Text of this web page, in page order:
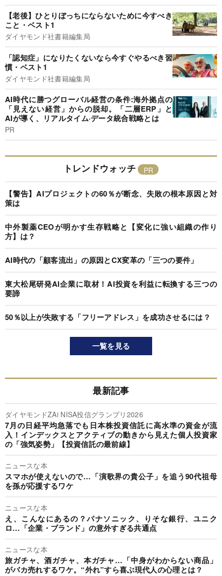
【老後】ひとりぼっちにならないために今すべき
こと・ベスト1
ダイヤモンド社書籍編集局
「認知症」になりたくないなら今すぐやるべき習
慣・ベスト1
ダイヤモンド社書籍編集局
AI時代に勝つグローバル経営の条件:海外拠点の
「見えない経営」からの脱却。「二層ERP」と
AIが導く、リアルタイム·データ統合戦略とは
PR
トレンドウォッチ
【警告】AIプロジェクトの60％が断念、失敗の根本原因と対
策は
中外製薬CEOが明かす生存戦略と【変化に強い組織の作り
方】は？
AI時代の「顧客流出」の原因とCX変革の「三つの要件」
東大松尾研発AI企業に取材！AI投資を利益に転換する三つの
要諦
50％以上が失敗する「フリーアドレス」を成功させるには？
一覧を見る
最新記事
ダイヤモンドZAi NISA投信グランプリ2026
7月の日経平均急落でも日本株投資信託に高水準の資金が流
入！インデックスとアクティブの動きから見えた個人投資家
の「強気姿勢」【投資信託の最前線】
ニュースな本
スマホが使えないので…「演歌界の貴公子」を追う90代祖母
を孫が応援するワケ
ニュースな本
え、こんなにあるの？パナソニック、りそな銀行、ユニク
ロ…「企業・ブランド」の意外すぎる共通点
ニュースな本
旅ガチャ、酒ガチャ、本ガチャ…「中身がわからない商品」
がバカ売れするワケ。“外れ”すら喜ぶ現代人の心理とは？